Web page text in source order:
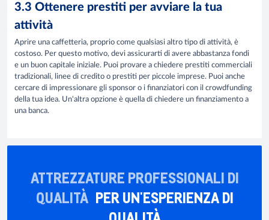
3.3 Ottenere prestiti per avviare la tua
attività
Aprire una caffetteria, proprio come qualsiasi altro tipo di attività, è
costoso. Per questo motivo, devi assicurarti di avere abbastanza fondi
e un buon capitale iniziale. Puoi provare a chiedere prestiti commerciali
tradizionali, linee di credito o prestiti per piccole imprese. Puoi anche
cercare di impressionare gli sponsor o i finanziatori con il crowdfunding
della tua idea. Un'altra opzione è quella di chiedere un finanziamento a
una banca.
ATTREZZATURE PROFESSIONALI DI
QUALITÀ PER UN'ESPERIENZA DI